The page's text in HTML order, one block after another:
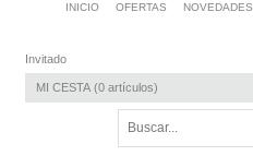
Invitado
MI CESTA 0 artículos
INICIO OFERTAS NOVEDADES